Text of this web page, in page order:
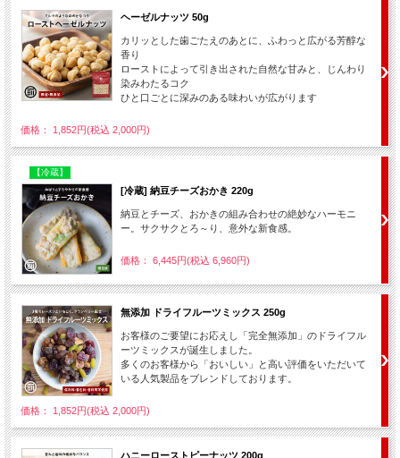
ヘーゼルナッツ 50g
カリッとした歯ごたえのあとに、ふわっと広がる芳醇な
香り
ローストによって引き出された自然な甘みと、じんわり
染みわたるコク
ひと口ごとに深みのある味わいが広がります
価格： 1,852円(税込 2,000円)
【冷蔵】
[冷蔵] 納豆チーズおかき 220g
納豆とチーズ、おかきの組み合わせの絶妙なハーモニ
ー。サクサクとろ～り、意外な新食感。
価格： 6,445円(税込 6,960円)
無添加 ドライフルーツミックス 250g
お客様のご要望にお応えし「完全無添加」のドライフル
ーツミックスが誕生しました。
多くのお客様から「おいしい」と高い評価をいただいて
いる人気製品をブレンドしております。
価格： 1,852円(税込 2,000円)
ハニーローストピーナッツ 200g